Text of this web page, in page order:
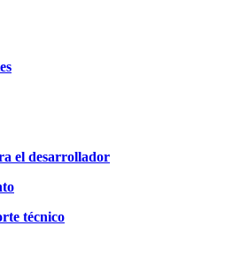
el desarrollador
técnico